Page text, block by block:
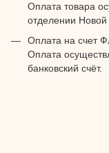
Оплата товара
отделении
Оплата на счет
Оплата
банковский счёт.